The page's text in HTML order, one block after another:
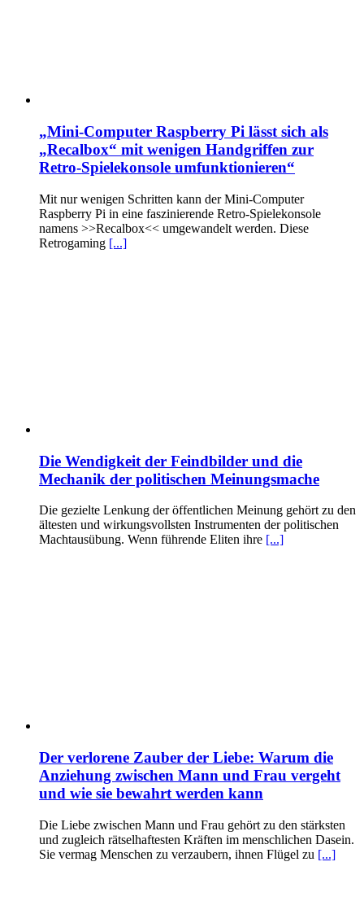
„Mini-Computer Raspberry Pi lässt sich als
„Recalbox“ mit wenigen Handgriffen zur
Retro-Spielekonsole umfunktionieren“
Mit nur wenigen Schritten kann der Mini-Computer
Raspberry Pi in eine faszinierende Retro-Spielekonsole
namens >>Recalbox<< umgewandelt werden. Diese
Retrogaming [...]
Die Wendigkeit der Feindbilder und die
Mechanik der politischen Meinungsmache
Die gezielte Lenkung der öffentlichen Meinung gehört zu den
ältesten und wirkungsvollsten Instrumenten der politischen
Machtausübung. Wenn führende Eliten ihre [...]
Der verlorene Zauber der Liebe: Warum die
Anziehung zwischen Mann und Frau vergeht
und wie sie bewahrt werden kann
Die Liebe zwischen Mann und Frau gehört zu den stärksten
und zugleich rätselhaftesten Kräften im menschlichen Dasein.
Sie vermag Menschen zu verzaubern, ihnen Flügel zu [...]